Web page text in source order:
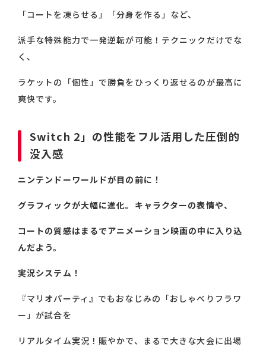
「コートを凍らせる」「分身を作る」など、
派手な特殊能力で一発逆転が可能！テクニックだけでな
く、
ラケットの「個性」で勝負をひっくり返せるのが最高に
爽快です。
Switch 2」の性能をフル活用した圧倒的
没入感
ニンテンドーワールドが目の前に！
グラフィックが大幅に進化。キャラクターの表情や、
コートの質感はまるでアニメーション映画の中に入り込
んだよう。
実況システム！
『マリオパーティ』でもおなじみの「おしゃべりフラワ
ー」が試合を
リアルタイム実況！賑やかで、まるで大きな大会に出場